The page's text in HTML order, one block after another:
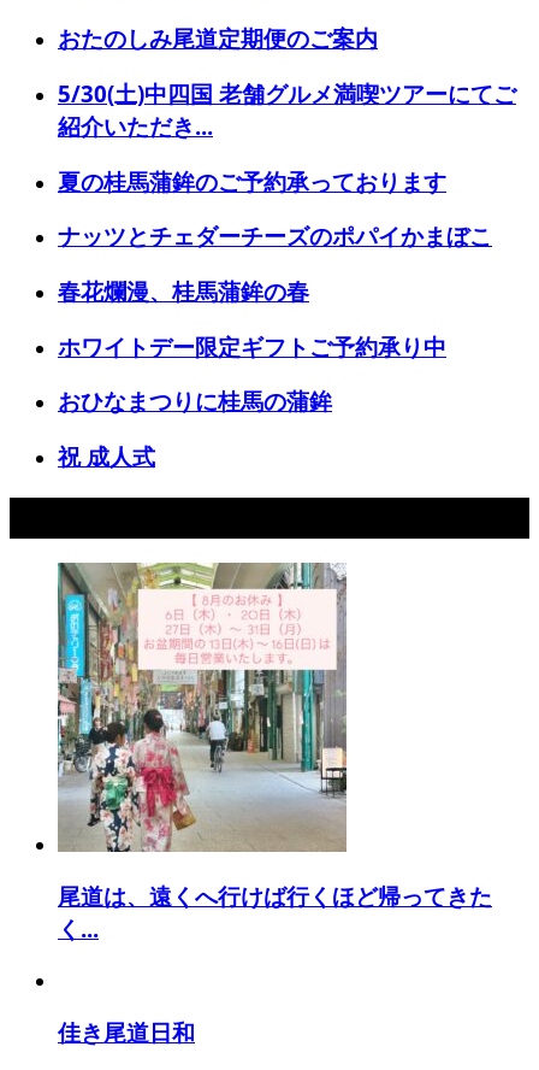
おたのしみ尾道定期便のご案内
5/30(土)中四国 老舗グルメ満喫ツアーにてご
紹介いただき...
夏の桂馬蒲鉾のご予約承っております
ナッツとチェダーチーズのポパイかまぼこ
春花爛漫、桂馬蒲鉾の春
ホワイトデー限定ギフトご予約承り中
おひなまつりに桂馬の蒲鉾
祝 成人式
尾道は、遠くへ行けば行くほど帰ってきた
く...
佳き尾道日和